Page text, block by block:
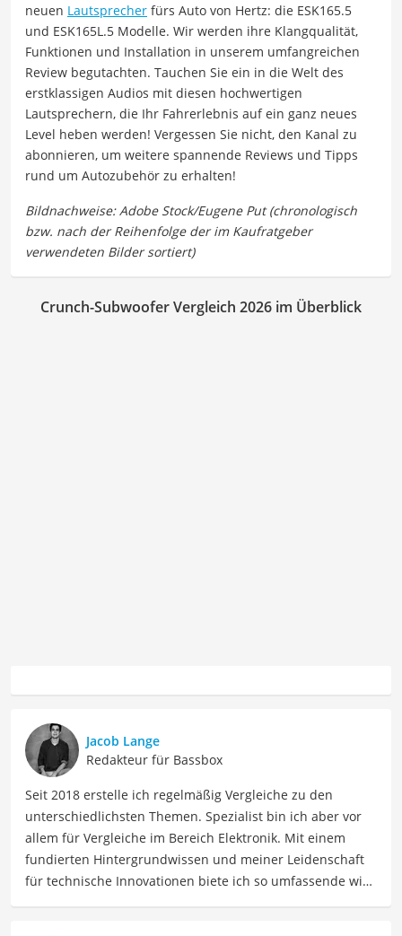
neuen Lautsprecher fürs Auto von Hertz: die ESK165.5
und ESK165L.5 Modelle. Wir werden ihre Klangqualität,
Funktionen und Installation in unserem umfangreichen
Review begutachten. Tauchen Sie ein in die Welt des
erstklassigen Audios mit diesen hochwertigen
Lautsprechern, die Ihr Fahrerlebnis auf ein ganz neues
Level heben werden! Vergessen Sie nicht, den Kanal zu
abonnieren, um weitere spannende Reviews und Tipps
rund um Autozubehör zu erhalten!
Crunch-Subwoofer Vergleich 2026 im Überblick
Jacob Lange
Redakteur für Bassbox
Seit 2018 erstelle ich regelmäßig Vergleiche zu den
unterschiedlichsten Themen. Spezialist bin ich aber vor
allem für Vergleiche im Bereich Elektronik. Mit einem
fundierten Hintergrundwissen und meiner Leidenschaft
für technische Innovationen biete ich so umfassende wie